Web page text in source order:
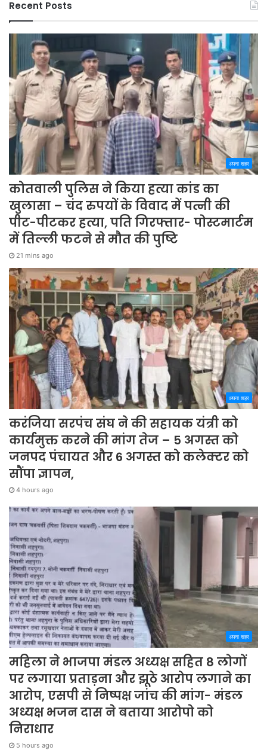
Recent Posts
अपना शहर
कोतवाली पुलिस ने किया हत्या कांड का
खुलासा – चंद रुपयों के विवाद में पत्नी की
पीट-पीटकर हत्या, पति गिरफ्तार- पोस्टमार्टम
में तिल्ली फटने से मौत की पुष्टि
21 mins ago
अपना शहर
करंजिया सरपंच संघ ने की सहायक यंत्री को
कार्यमुक्त करने की मांग तेज – 5 अगस्त को
जनपद पंचायत और 6 अगस्त को कलेक्टर को
सौंपा ज्ञापन,
4 hours ago
अपना शहर
महिला ने भाजपा मंडल अध्यक्ष सहित 8 लोगों
पर लगाया प्रताड़ना और झूठे आरोप लगाने का
आरोप, एसपी से निष्पक्ष जांच की मांग- मंडल
अध्यक्ष भजन दास ने बताया आरोपो को
निराधार
5 hours ago